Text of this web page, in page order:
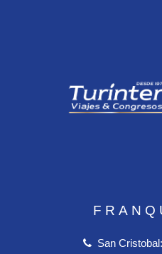
San